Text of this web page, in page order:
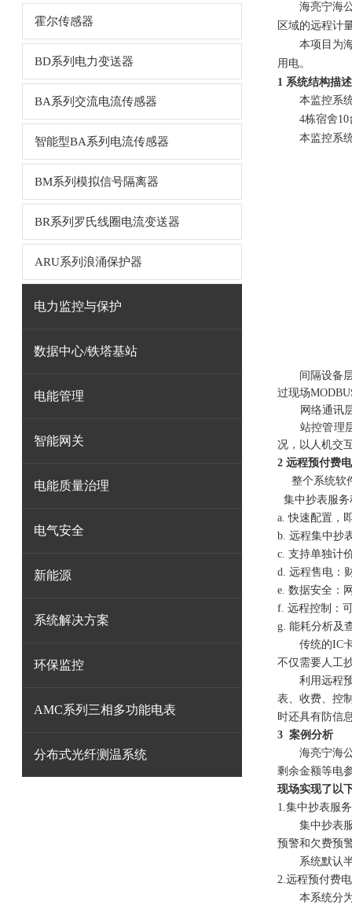
霍尔传感器
BD系列电力变送器
BA系列交流电流传感器
智能型BA系列电流传感器
BM系列模拟信号隔离器
BR系列罗氏线圈电流变送器
ARU系列浪涌保护器
电力监控与保护
数据中心/铁塔基站
电能管理
智能网关
电能质量治理
电气安全
新能源
系统解决方案
环保监控
AMC系列三相多功能电表
分布式光纤测温系统
海亮宁海
区域的远程计
本项目为
用电。
1 系统结构描述
本监控系
4栋宿舍
本监控系
间隔设备
过现场
网络通讯
站控管理
况，以人机交
2 远程预付费
整个系统软
集中抄表服
a.快速配置，
b. 远程集中抄
c. 支持单独计
d. 远程售电：
e. 数据安全：
f. 远程控制：
g. 能耗分析及
传统的IC
不仅需要人工
利用远程
表、收费、控
时还具有防信
3 案例分析
海亮宁海
剩余金额等电
现场实现了以
1.集中抄表服
集中抄表
预警和欠费预
系统默认
2.远程预付费
本系统分